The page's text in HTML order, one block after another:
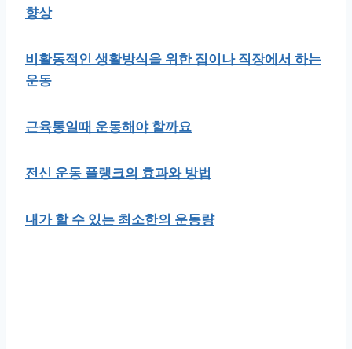
향상
비활동적인 생활방식을 위한 집이나 직장에서 하는
운동
근육통일때 운동해야 할까요
전신 운동 플랭크의 효과와 방법
내가 할 수 있는 최소한의 운동량